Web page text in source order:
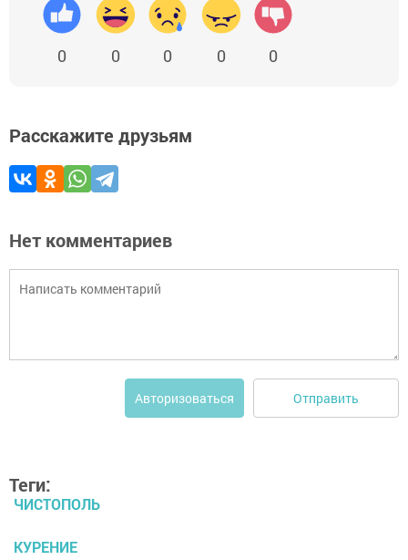
0 0 0 0 0
Расскажите друзьям
Нет комментариев
Авторизоваться Отправить
Теги:
ЧИСТОПОЛЬ
КУРЕНИЕ